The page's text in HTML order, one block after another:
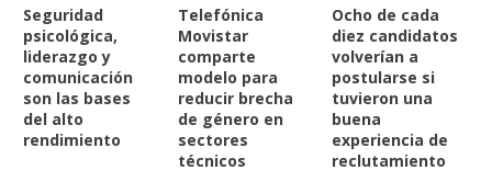
Seguridad
psicológica,
liderazgo y
comunicación
son las bases
del alto
rendimiento
Telefónica
Movistar
comparte
modelo para
reducir brecha
de género en
sectores
técnicos
Ocho de cada
diez candidatos
volverían a
postularse si
tuvieron una
buena
experiencia de
reclutamiento